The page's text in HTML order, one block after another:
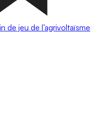
de jeu de l’agrivoltaïsme